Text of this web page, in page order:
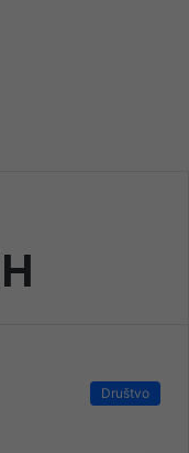
Društvo